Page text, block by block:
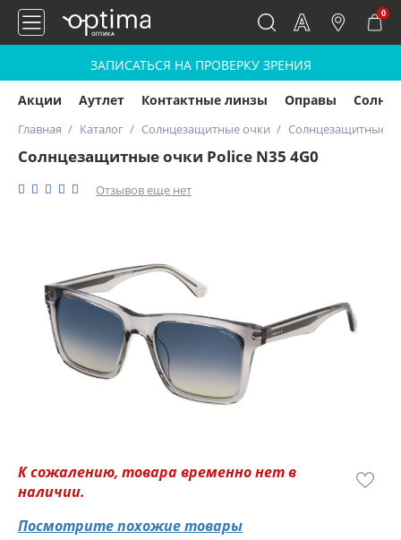
0
ЗАПИСАТЬСЯ НА ПРОВЕРКУ ЗРЕНИЯ
Акции Аутлет Контактные линзы Оправы
Главная Каталог Солнцезащитные очки Солнцезащитные
Солнцезащитные очки Police N35 4G0
Отзывов еще нет
К сожалению, товара временно нет в
наличии.
Посмотрите похожие товары